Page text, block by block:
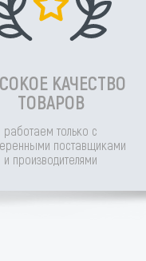
КАЧЕСТВО
ТОВАРОВ
работаем только с
поставщиками
и производителями